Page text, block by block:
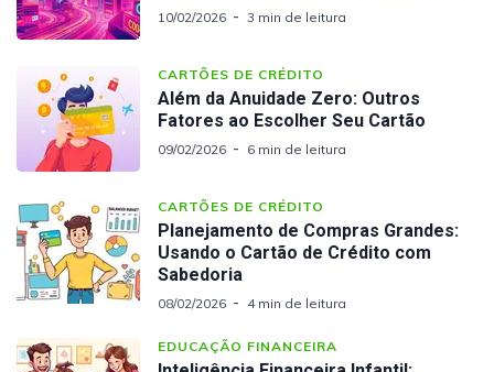
10/02/2026 3 min de leitura
CARTÕES DE CRÉDITO
Além da Anuidade Zero: Outros
Fatores ao Escolher Seu Cartão
09/02/2026 6 min de leitura
CARTÕES DE CRÉDITO
Planejamento de Compras Grandes:
Usando o Cartão de Crédito com
Sabedoria
08/02/2026 4 min de leitura
EDUCAÇÃO FINANCEIRA